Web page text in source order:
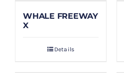
WHALE FREEWAY
X
Details